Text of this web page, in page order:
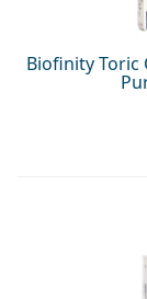
Biofinity Toric